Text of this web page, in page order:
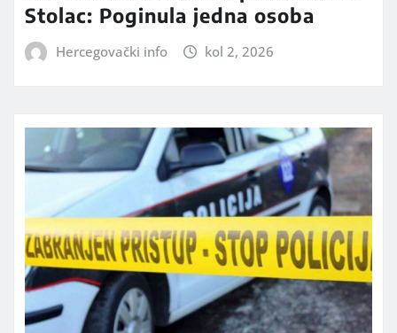
Stolac: Poginula jedna osoba
Hercegovački info kol 2, 2026